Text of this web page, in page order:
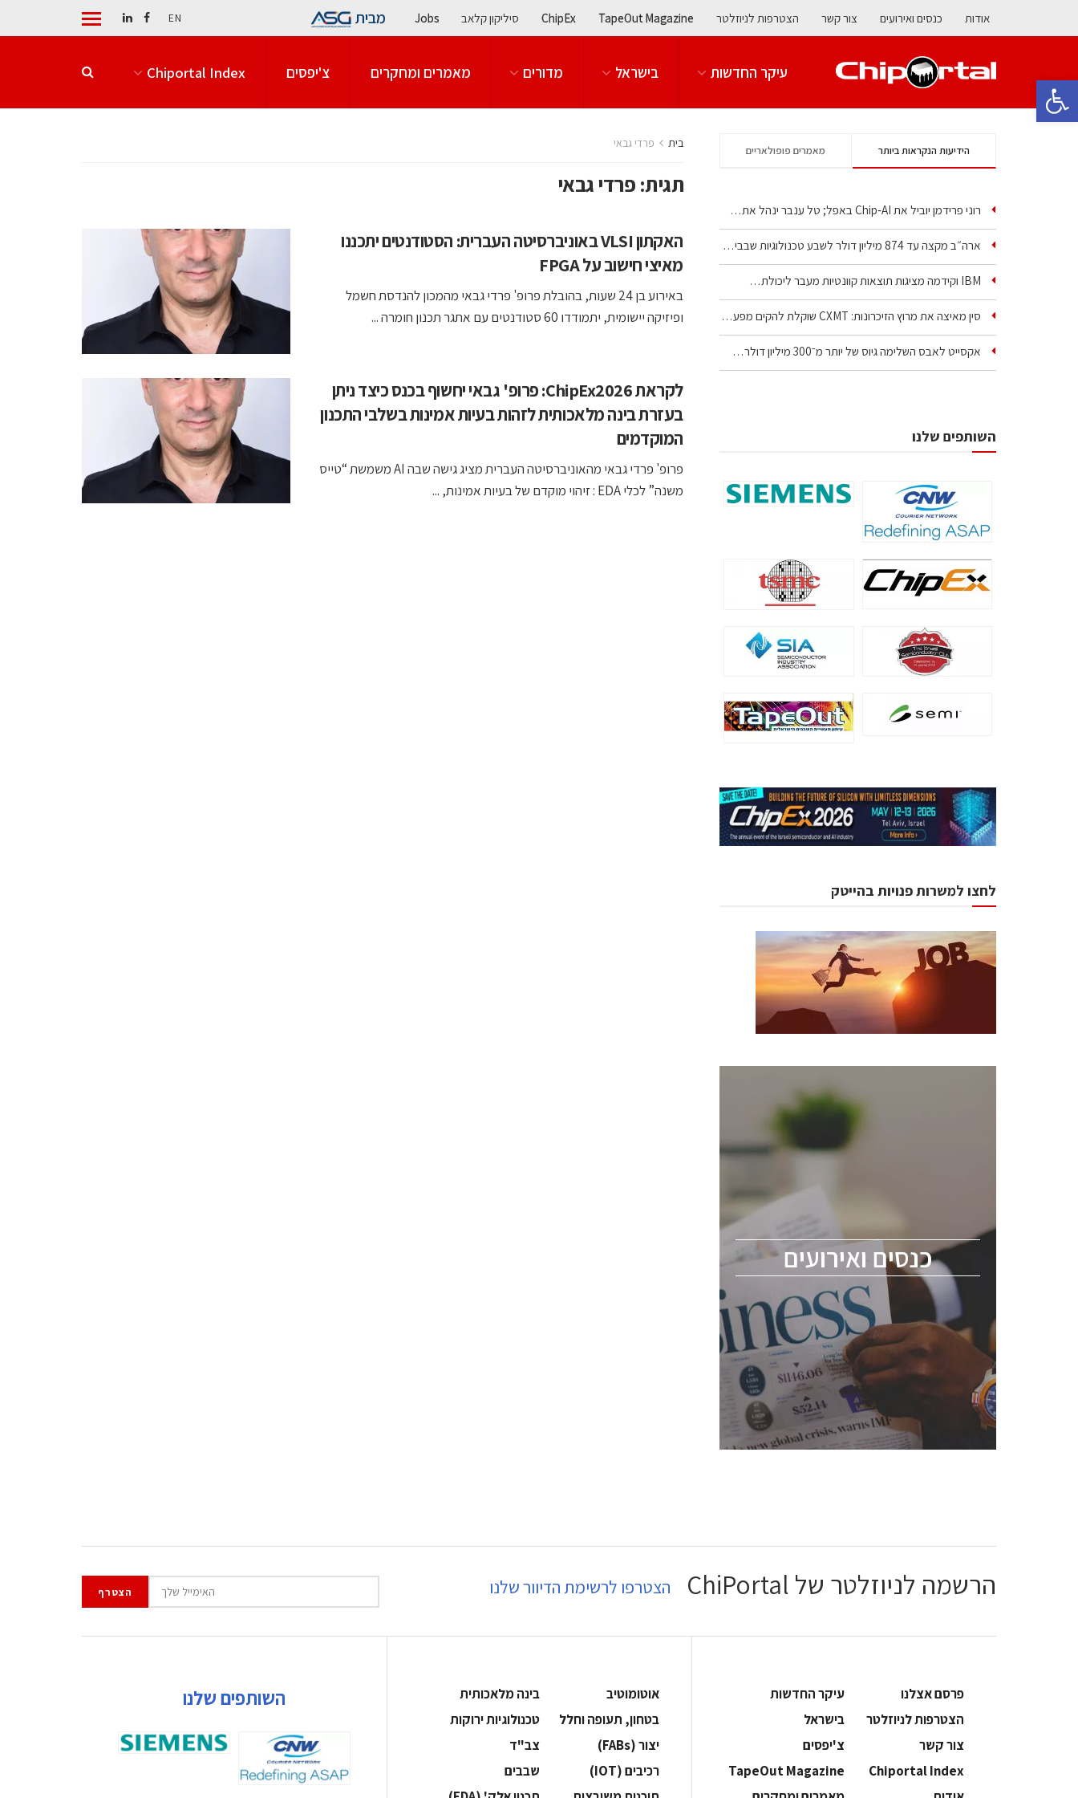
פתח סרגל נגישות
אודות כנסים ואירועים צור קשר הצטרפות לניוזלטר TapeOut Magazine
ChipEx סיליקון קלאב Jobs מבית EN
עיקר החדשות בישראל מדורים מאמרים ומחקרים צ'יפסים Chiportal Index
בית פרדי גבאי
תגית: פרדי גבאי
האקתון VLSI באוניברסיטה העברית: הסטודנטים יתכננו
מאיצי חישוב על FPGA
באירוע בן 24 שעות, בהובלת פרופ' פרדי גבאי מהמכון להנדסת חשמל
ופיזיקה יישומית, יתמודדו 60 סטודנטים עם אתגר תכנון חומרה ...
לקראת ChipEx2026: פרופ' גבאי יחשוף בכנס כיצד ניתן
בעזרת בינה מלאכותית לזהות בעיות אמינות בשלבי התכנון
המוקדמים
פרופ' פרדי גבאי מהאוניברסיטה העברית מציג גישה שבה AI משמשת “טייס
משנה” לכלי EDA : זיהוי מוקדם של בעיות אמינות, ...
הידיעות הנקראות ביותר מאמרים פופולאריים
רוני פרידמן יוביל את Chip‑AI באפל; טל ענבר ינהל את…
ארה״ב מקצה עד 874 מיליון דולר לשבע טכנולוגיות שבבים…
IBM וקידמה מציגות תוצאות קוונטיות מעבר ליכולת…
סין מאיצה את מרוץ הזיכרונות: CXMT שוקלת להקים מפעל…
אקסייט לאבס השלימה גיוס של יותר מ־300 מיליון דולר…
השותפים שלנו
לחצו למשרות פנויות בהייטק
כנסים ואירועים
כנסים ואירועים
הסמיקונדקטור כולל מהנדסים, מומחים מקצועיים
ChipEx2026 will be held on May 12-13,
2026. The conference is intended for
everyone involved in the semiconductor
industry, including engineers, professional
experts, and senior executives.
לחץ לפרטים
הרשמה לניוזלטר של ChiPortal הצטרפו לרשימת הדיוור שלנו
פרסם אצלנו
עיקר החדשות
הצטרפות לניוזלטר
בישראל
צור קשר
צ'יפסים
Chiportal Index
TapeOut Magazine
אוטומוטיב
בינה מלאכותית
בטחון, תעופה וחלל
‫טכנולוגיות ירוקות‬
‫יצור (‪(FABs‬‬
‫צב"ד‬
‫רכיבים‬ (IOT)
‫שבבים‬
השותפים שלנו